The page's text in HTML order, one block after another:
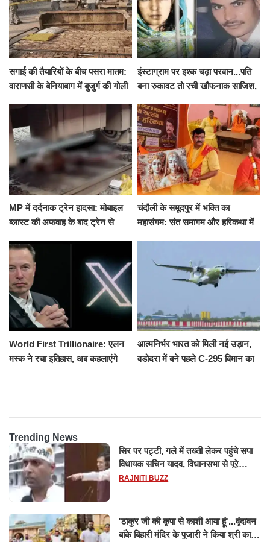
सगाई की तैयारियों के बीच पसरा मातम:
वाराणसी के बेनियाबाग में बुजुर्ग की गोली
इंस्टाग्राम पर इश्क चढ़ा परवान...पति
बना रुकावट तो रची खौफनाक साजिश,
के घाट
MP में दर्दनाक ट्रेन हादसा: मोबाइल
ब्लास्ट की अफवाह के बाद ट्रेन से
रौंदा, 4 की मौत
चंदौली के समूदपुर में भक्ति का
महासंगम: संत समागम और हरिकथा में
World First Trillionaire: एलन
मस्क ने रचा इतिहास, अब कहलाएंगे
आत्मनिर्भर भारत को मिली नई उड़ान,
वडोदरा में बने पहले C-295 विमान का
Trending News
सिर पर पट्टी, गले में तख्ती लेकर पहुंचे सपा
विधायक सचिन यादव, विधानसभा से पूरे
मानसून सत्र के लिए किया गया निलंबित
RAJNITI BUZZ
'ठाकुर जी की कृपा से काशी आया हूं'...वृंदावन
बांके बिहारी मंदिर के पुजारी ने किया श्री काशी